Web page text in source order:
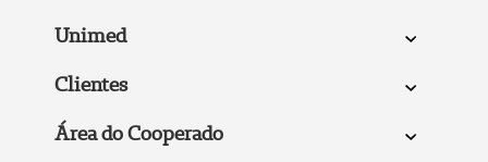
Unimed
Clientes
Área do Cooperado